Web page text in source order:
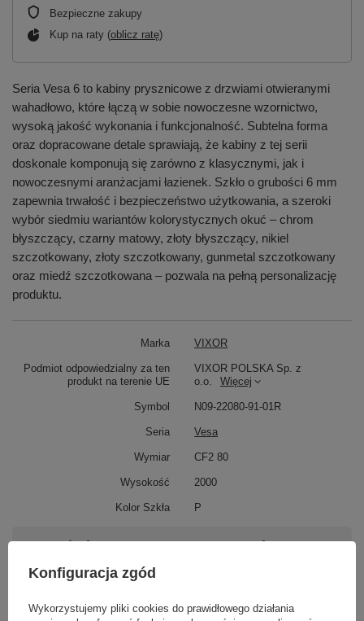
Bezpieczne zakupy
Kup na raty (oblicz ratę)
Seria Vesa 6 to kabiny prysznicowe z drzwiami otwieranymi
wahadłowo, które łączą w sobie nowoczesne wzornictwo,
wysoką jakość wykonania i funkcjonalność. Subtelna forma
oraz dopracowane detale sprawiają, że kabiny z tej serii
doskonale komponują się zarówno z klasycznymi, jak i
nowoczesnymi aranżacjami łazienek. Szkło o grubości 6 mm
zapewnia trwałość i bezpieczeństwo użytkowania, a szeroki
wybór siedmiu wariantów kolorystycznych okuć – chrom
błyszczący, czarny matowy, złoty błyszczący, nikiel
szczotkowany, złoty szczotkowany, gunmetal szczotkowany
oraz miedź szczotkowana – pozwala na pełną personalizację
produktu.
Marka VIXOR
Podmiot odpowiedzialny za ten
produkt na terenie UE
VIXOR POLSKA Sp. z
o.o.
Więcej
Symbol N09-22080-91-01R
Seria Vesa
Wymiar CF2 80
Wysokość 2000
Kolor Szkła P
Potrzebujesz pomocy? Masz pytania?
Zadaj pytanie a my odpowiemy niezwłocznie,
najciekawsze pytania i odpowiedzi publikując
Konfiguracja zgód
Wykorzystujemy pliki cookies do prawidłowego działania